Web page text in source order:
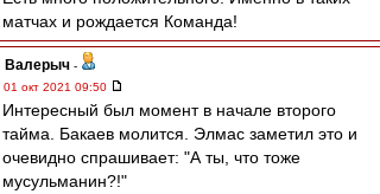
матчах и рождается Команда!
Валерыч -
01 окт 2021 09:50
Интересный был момент в начале второго
тайма. Бакаев молится. Элмас заметил это и
очевидно спрашивает: "А ты, что тоже
мусульманин?!"